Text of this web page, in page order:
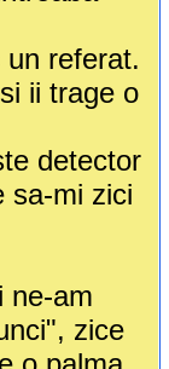
referat.
ii trage o
detector
sa-mi zici
ne-am
zice